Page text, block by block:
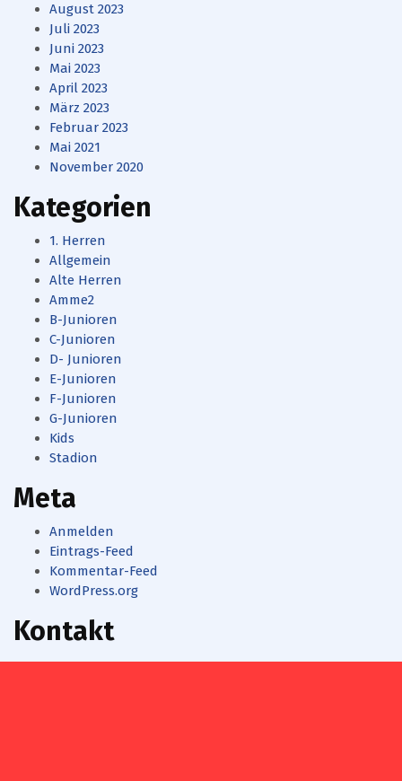
August 2023
Juli 2023
Juni 2023
Mai 2023
April 2023
März 2023
Februar 2023
Mai 2021
November 2020
Kategorien
1. Herren
Allgemein
Alte Herren
Amme2
B-Junioren
C-Junioren
D- Junioren
E-Junioren
F-Junioren
G-Junioren
Kids
Stadion
Meta
Anmelden
Eintrags-Feed
Kommentar-Feed
WordPress.org
Kontakt